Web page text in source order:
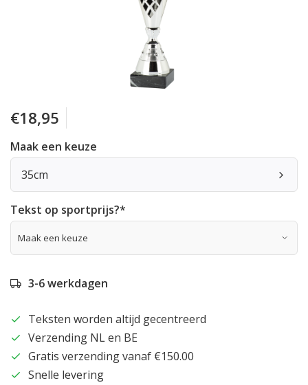
€18,95
Maak een keuze
35cm
Tekst op sportprijs?*
3-6 werkdagen
Teksten worden altijd gecentreerd
Verzending NL en BE
Gratis verzending vanaf €150.00
Snelle levering